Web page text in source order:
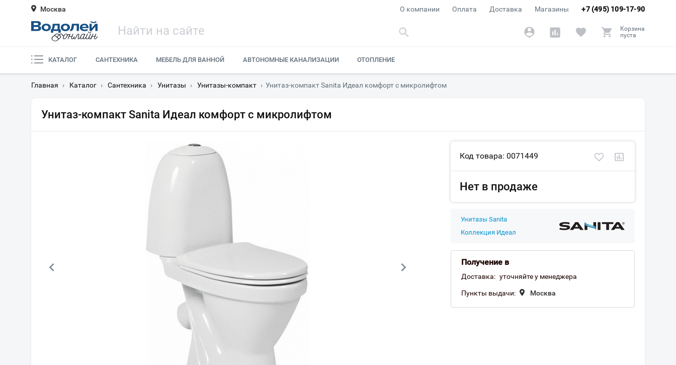
Москва +7 (495) 109-17-90
О компании Оплата Доставка Магазины
Корзина
пуста
КАТАЛОГ САНТЕХНИКА МЕБЕЛЬ ДЛЯ ВАННОЙ АВТОНОМНЫЕ КАНАЛИЗАЦИИ ОТОПЛЕНИЕ
Главная › Каталог › Сантехника › Унитазы › Унитазы-компакт › Унитаз-компакт Sanita Идеал комфорт с микролифтом
Унитаз-компакт Sanita Идеал комфорт с микролифтом
Код товара: 0071449
Нет в продаже
Унитазы Sanita
Коллекция Идеал
Получение в
Доставка: уточняйте у менеджера
Пункты выдачи: Москва